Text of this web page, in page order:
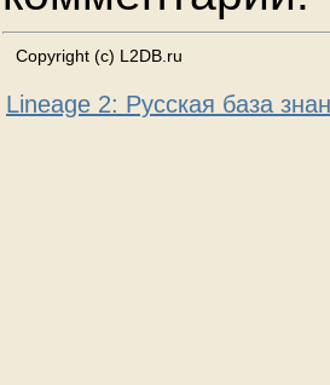
Copyright (c) L2DB.ru
Lineage 2: Русская база